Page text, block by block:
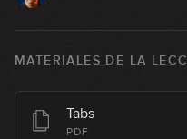
MATERIALES DE LA
Tabs
PDF
1
2